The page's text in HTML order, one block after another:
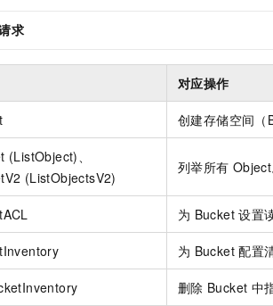
求
对应操作
创建存储空间（
(ListObject)、
(ListObjectsV2)
列举所有 Object
为 Bucket 设置
为 Bucket 配置
删除 Bucket 中
搭建 AI 应用
增加一个 AI 助手
在企业官网、通讯软件中为客户提供 AI 客服
即刻拥有 DeepSeek-R1 满